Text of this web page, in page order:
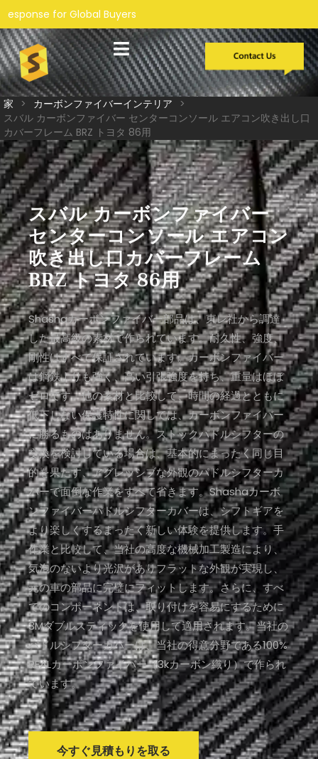
Buyers
家 > カーボンファイバーインテリア
>
スバル カーボンファイバー センターコンソール エアコン吹き出し口
カバーフレーム BRZ トヨタ 86用
スバル カーボンファイバー
センターコンソール エアコン
吹き出し口カバーフレーム
BRZ トヨタ 86用
Shashaカーボンファイバー部品は、東レ社から調達
した最高級の素材で作られています。耐久性、強度、
剛性はすべて保証されています。カーボンファイバー
は鋼鉄よりも強く、高い引張強度を持ち、重量はほぼ
ゼロです。他の素材と比較して、時間の経過とともに
低下しない保護特性に関しては、カーボンファイバー
に勝るものはありません。ストックパドルシフターの
交換を検討している場合は、基本的にまったく同じ目
的を果たす、アグレッシブな外観のパドルシフターカ
バーで面倒な作業をすべて省きます。Shashaカーボ
ンファイバーパドルシフターカバーは、シフトギアを
より楽しくするまったく新しい体験を提供します。手
作業と比較して、当社の高度な機械加工製造により、
気泡のないより光沢がありフラットな外観が実現し、
元の車の部品に完璧にフィットします。さらに、すべ
てのコンポーネントは、取り付けを容易にするために
3Mダブルスティックを使用して適用されます。当社の
パドルシフターカバーは、当社の得意分野である100%
REALカーボンファイバー（3kカーボン織り）で作られ
ています。
今すぐ見積もりを取る